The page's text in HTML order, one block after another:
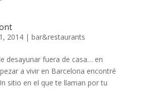
2014| bar&restaurants
desayunar fuera de casa… en
a vivir en Barcelona encontré
sitio en el que te llaman por tu